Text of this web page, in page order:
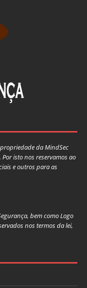
da MindSec
isto nos reservamos ao
e outros para as
bem como Logo
nos termos da lei,